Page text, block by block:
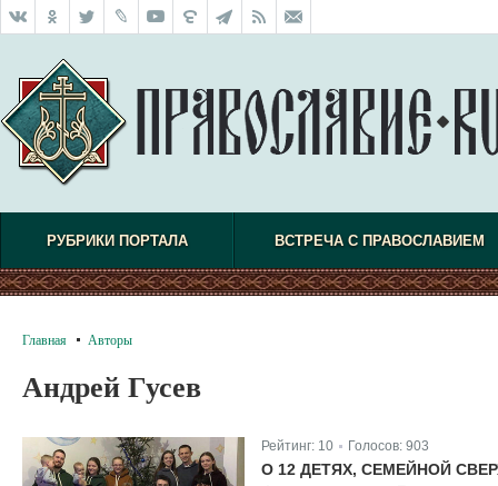
РУБРИКИ ПОРТАЛА ВСТРЕЧА С ПРАВОСЛАВИЕМ
Главная Авторы
Андрей Гусев
Рейтинг: 10 Голосов: 903
О 12 ДЕТЯХ, СЕМЕЙНОЙ